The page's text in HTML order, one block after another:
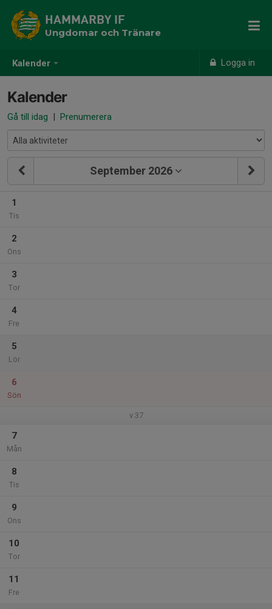
Kalender Logga in
HAMMARBY IF
Ungdomar och Tränare
Kalender
Gå till idag | Prenumerera
September 2026
1
Tis
2
Ons
3
Tor
4
Fre
5
Lör
6
Sön
v.37
7
Mån
8
Tis
9
Ons
10
Tor
11
Fre